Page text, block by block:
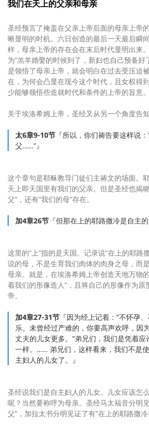
我们在天上的父亲和母亲
圣经预言了掩盖在父亲上帝后面的母亲上帝
晰显明的时机。六日创造的最后一天最后瞬
样，母亲上帝的存在会在末后时代显明出来
为“羔羊婚娶的时候到了，新妇也自己预备好
是领悟了母亲上帝，就会明白在过去受压迫
在，为何会凸显在现今这个时代，且女权得
少能够领悟些造就时代和条件的上帝的旨意。
关于埃洛希姆上帝，圣经又从另一个角度告
太6章9-10节 『所以，你们祷告要这样说
父……”』
这个章句是耶稣教导门徒们主祷文的场面。
天上即天国里有我们的父亲。但是圣经也揭
父”，还有“我们的母”存在。
加4章26节 『但那在上的耶路撒冷是自主
这里的“上”指的是天国。记录说“在上的耶路
说的母，不是生育我们肉体的肉身之母，而
母亲。就是，在埃洛希姆上帝创造天地万物
着我们的形像造人”，且将自己的形像作为原
帝。
加4章27-31节 『因为经上记着：“不怀孕
乐。未曾经过产难的，你要高声欢呼，因
丈夫的儿女更多。”弟兄们，我们是凭着
一样。…… 弟兄们，这样看来，我们不是
主妇人的儿女了。』
圣经说我们是自主妇人的儿女。儿女应该怎
呢？当然要称呼为母亲。圣经马太福音分明
父”，加拉太书分明见证了有“在上的耶路撒冷